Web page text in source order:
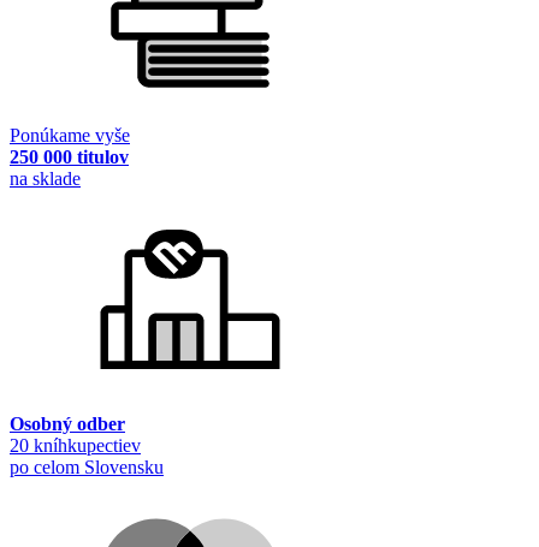
Ponúkame vyše
250 000 titulov
na sklade
Osobný odber
20 kníhkupectiev
po celom Slovensku